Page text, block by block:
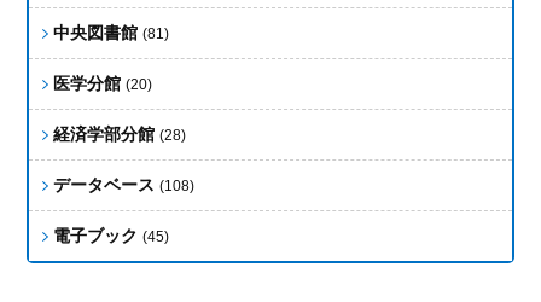
中央図書館(81)
医学分館(20)
経済学部分館(28)
データベース(108)
電子ブック(45)